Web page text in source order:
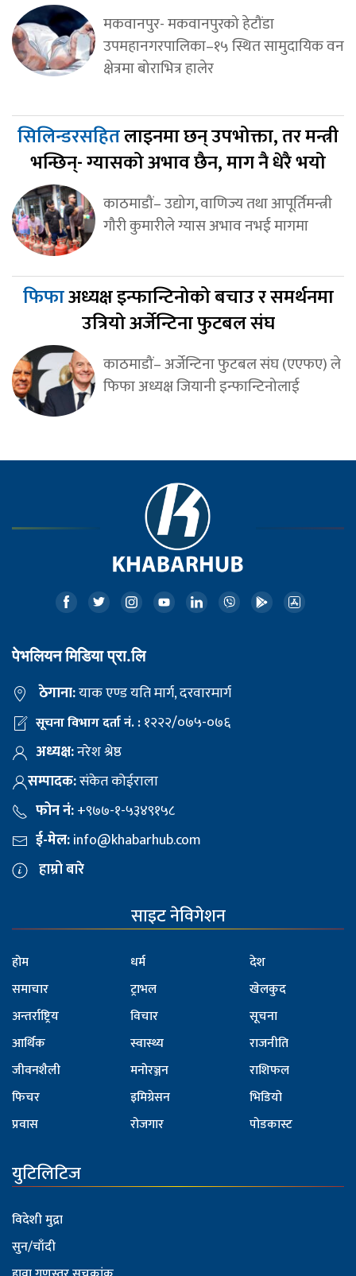
मकवानपुर- मकवानपुरको हेटौंडा
उपमहानगरपालिका–१५ स्थित सामुदायिक वन
क्षेत्रमा बोराभित्र हालेर
सिलिन्डरसहितलाइनमा छन् उपभोक्ता, तर मन्त्री
भन्छिन्- ग्यासको अभाव छैन, माग नै धेरै भयो
काठमाडौं– उद्योग, वाणिज्य तथा आपूर्तिमन्त्री
गौरी कुमारीले ग्यास अभाव नभई मागमा
फिफाअध्यक्ष इन्फान्टिनोको बचाउ र समर्थनमा
उत्रियो अर्जेन्टिना फुटबल संघ
काठमाडौं– अर्जेन्टिना फुटबल संघ (एएफए) ले
फिफा अध्यक्ष जियानी इन्फान्टिनोलाई
पेभलियन मिडिया प्रा.लि
ठेगाना:याक एण्ड यति मार्ग, दरवारमार्ग
सूचना विभाग दर्ता नं. :१२२२/०७५-०७६
अध्यक्ष:नरेश श्रेष्ठ
सम्पादक:संकेत कोईराला
फोन नं:+९७७-१-५३४९१५८
ई-मेल:info@khabarhub.com
हाम्रो बारे
साइट नेविगेशन
होम
समाचार
अन्तर्राष्ट्रिय
आर्थिक
जीवनशैली
फिचर
प्रवास
धर्म
ट्राभल
विचार
स्वास्थ्य
मनोरञ्जन
इमिग्रेसन
रोजगार
देश
खेलकुद
सूचना
राजनीति
राशिफल
भिडियो
पोडकास्ट
युटिलिटिज
विदेशी मुद्रा
सुन/चाँदी